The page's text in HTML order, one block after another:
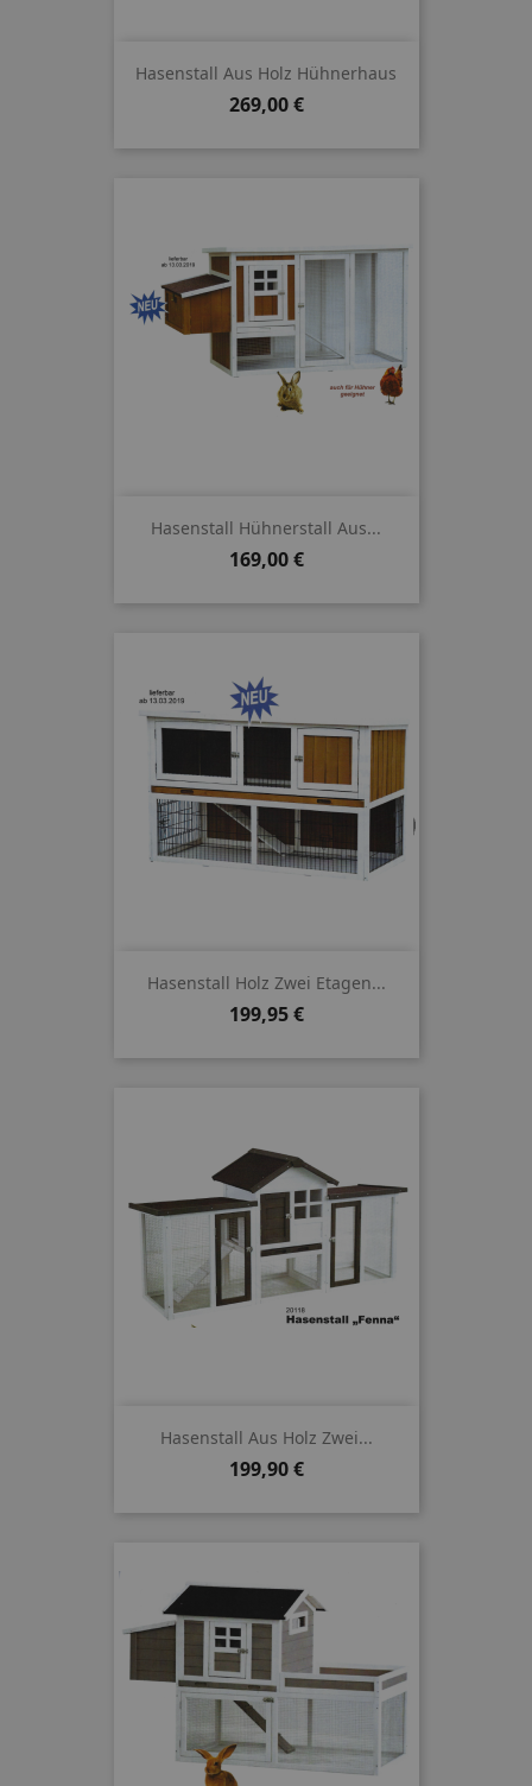
Hasenstall Aus Holz Hühnerhaus
Preis
269,00 €
Hasenstall Hühnerstall Aus...
Preis
169,00 €
Hasenstall Holz Zwei Etagen...
Preis
199,95 €
Hasenstall Aus Holz Zwei...
Preis
199,90 €